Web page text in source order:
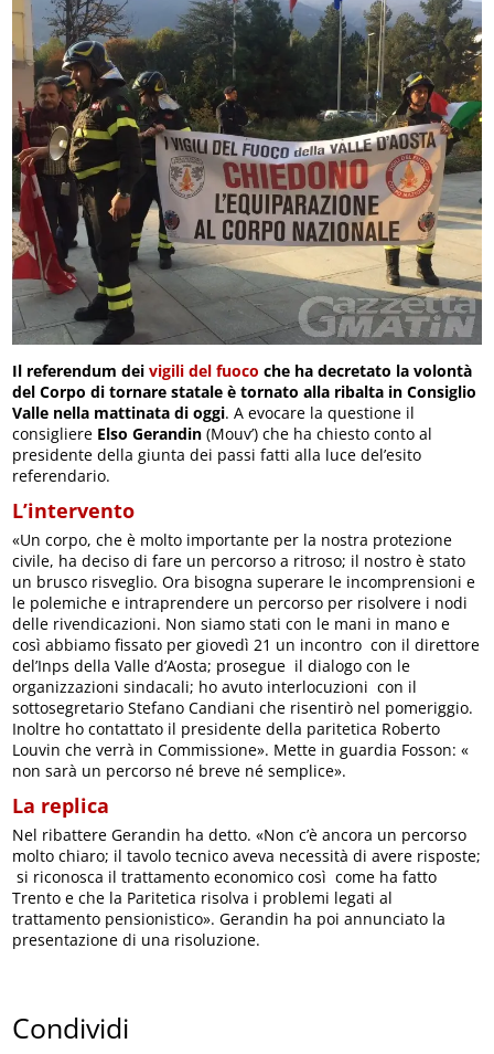
Il referendum deivigili del fuoco che ha decretato la volontà
del Corpo di tornare statale è tornato alla ribalta in Consiglio
Valle nella mattinata di oggi. A evocare la questione il
consigliere Elso Gerandin (Mouv’) che ha chiesto conto al
presidente della giunta dei passi fatti alla luce del’esito
referendario.
L’intervento
«Un corpo, che è molto importante per la nostra protezione
civile, ha deciso di fare un percorso a ritroso; il nostro è stato
un brusco risveglio. Ora bisogna superare le incomprensioni e
le polemiche e intraprendere un percorso per risolvere i nodi
delle rivendicazioni. Non siamo stati con le mani in mano e
così abbiamo fissato per giovedì 21 un incontro con il direttore
del’Inps della Valle d’Aosta; prosegue il dialogo con le
organizzazioni sindacali; ho avuto interlocuzioni con il
sottosegretario Stefano Candiani che risentirò nel pomeriggio.
Inoltre ho contattato il presidente della paritetica Roberto
Louvin che verrà in Commissione». Mette in guardia Fosson: «
non sarà un percorso né breve né semplice».
La replica
Nel ribattere Gerandin ha detto. «Non c’è ancora un percorso
molto chiaro; il tavolo tecnico aveva necessità di avere risposte;
si riconosca il trattamento economico così come ha fatto
Trento e che la Paritetica risolva i problemi legati al
trattamento pensionistico». Gerandin ha poi annunciato la
presentazione di una risoluzione.
Condividi